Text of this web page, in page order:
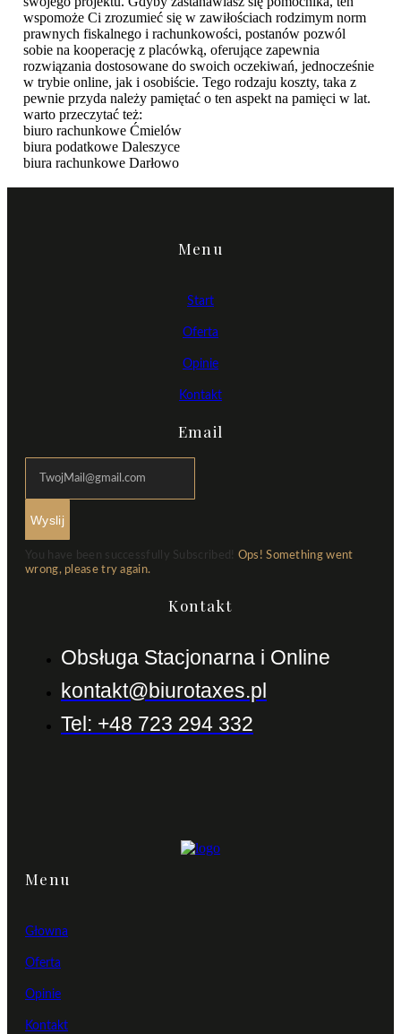
wspomoże Ci zrozumieć się w zawiłościach rodzimym norm
prawnych fiskalnego i rachunkowości, postanów pozwól
sobie na kooperację z placówką, oferujące zapewnia
rozwiązania dostosowane do swoich oczekiwań, jednocześnie
w trybie online, jak i osobiście. Tego rodzaju koszty, taka z
pewnie przyda należy pamiętać o ten aspekt na pamięci w lat.
warto przeczytać też:
biuro rachunkowe Ćmielów
biura podatkowe Daleszyce
biura rachunkowe Darłowo
Menu
Start
Oferta
Opinie
Kontakt
Email
Wyslij
You have been successfully Subscribed!
Ops! Something went
wrong, please try again.
Kontakt
Obsługa Stacjonarna i Online
kontakt@biurotaxes.pl
Tel: +48 723 294 332
Menu
Głowna
Oferta
Opinie
Kontakt